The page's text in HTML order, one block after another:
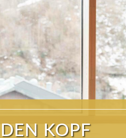
ÜBER DEN
DÄCHERN
KURSTADT